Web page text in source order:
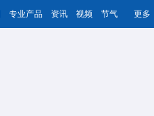
专业产品 资讯 视频 节气 更多